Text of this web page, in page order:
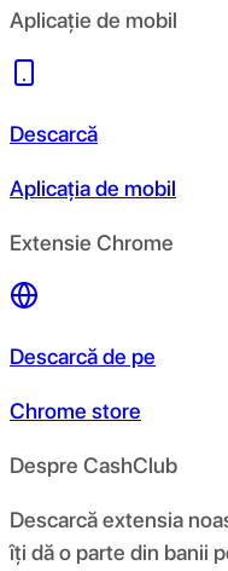
Aplicație de mobil
Descarcă
Aplicația de mobil
Extensie Chrome
Descarcă de pe
Chrome store
Despre CashClub
Descarcă extensia
îți dă o parte din banii